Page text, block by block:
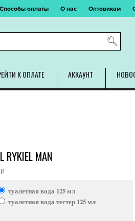
Способы оплаты О нас Оптовикам
К ОПЛАТЕ АККАУНТ
RYKIEL MAN
Р
туалетная вода 125 мл
туалетная вода тестер 125 мл